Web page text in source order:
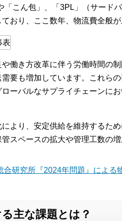
「こん包」、「3PL」（サード
おり、ここ数年、物流費全般
働き方改革に伴う労働時間の
要も増加しています。これら
ーバルなサプライチェーンに
より、安定供給を維持するた
スペースの拡大や管理工数の
研究所『2024年問題』による
主な課題とは？